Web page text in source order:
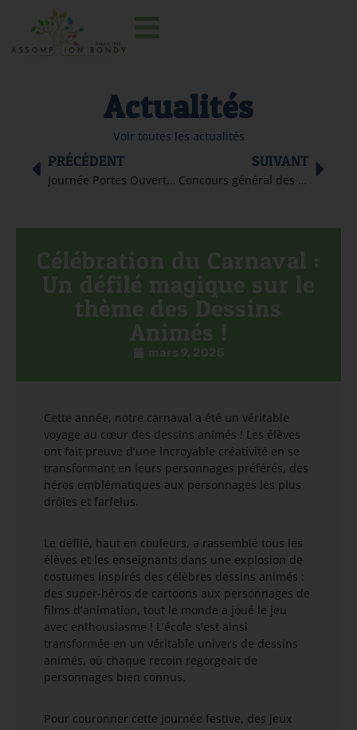
Actualités
Voir toutes les actualités
PRÉCÉDENT
Journée Portes Ouvertes : Une Immersion au Cœur de Notre Établissement
SUIVANT
Concours général des mathématiques
Célébration du Carnaval :
Un défilé magique sur le
thème des Dessins
Animés !
mars 9, 2025
Cette année, notre carnaval a été un véritable
voyage au cœur des dessins animés ! Les élèves
ont fait preuve d’une incroyable créativité en se
transformant en leurs personnages préférés, des
héros emblématiques aux personnages les plus
drôles et farfelus.
Le défilé, haut en couleurs, a rassemblé tous les
élèves et les enseignants dans une explosion de
costumes inspirés des célèbres dessins animés :
des super-héros de cartoons aux personnages de
films d’animation, tout le monde a joué le jeu
avec enthousiasme ! L’école s’est ainsi
transformée en un véritable univers de dessins
animés, où chaque recoin regorgeait de
personnages bien connus.
Pour couronner cette journée festive, des jeux